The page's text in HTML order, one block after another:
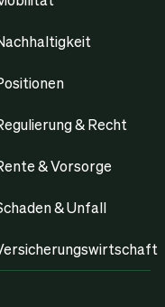
& Recht
& Vorsorge
& Unfall